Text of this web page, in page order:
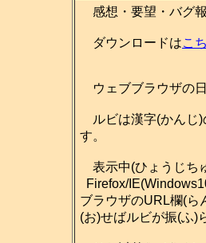
感想・要望・バグ
ダウンロードはこ
ウェブブラウザの
ルビは漢字(かんじ)
す。
表示中(ひょうじち
Firefox/
ブラウザのURL欄(ら
(お)せばルビが振(ふ)